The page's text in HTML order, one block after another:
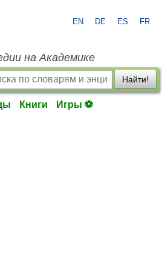
EN DE ES FR
на Академике
Найти!
Книги Игры ⚽